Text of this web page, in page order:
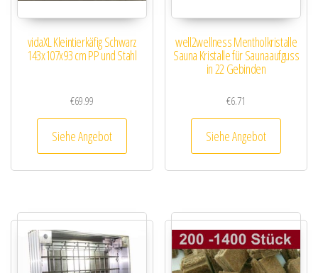
vidaXL Kleintierkäfig Schwarz
143x107x93 cm PP und Stahl
€69.99
Siehe Angebot
well2wellness Mentholkristalle
Sauna Kristalle für Saunaaufguss
in 22 Gebinden
€6.71
Siehe Angebot